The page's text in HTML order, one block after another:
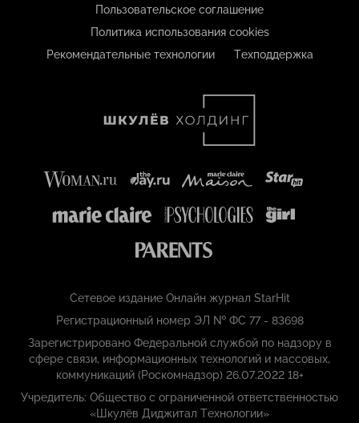
Пользовательское соглашение
Политика использования cookies
Рекомендательные технологии
Техподдержка
Сетевое издание Онлайн журнал StarHit
Регистрационный номер ЭЛ № ФС 77 - 83698
Зарегистрировано Федеральной службой по надзору в
сфере связи, информационных технологий и массовых,
коммуникаций (Роскомнадзор) 26.07.2022 18+
Учредитель: Общество с ограниченной ответственностью
«Шкулёв Диджитал Технологии»